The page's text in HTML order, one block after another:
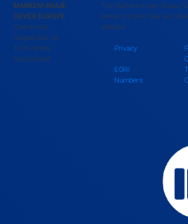
Bolivia
MARKEM-IMAJE
DOVER EUROPE
Chemin des
Coquelicots 16
1214 Vernier
Switzerland
The Markem-Imaje Group
below to check how we
website.
Privacy
EORI
Numbers